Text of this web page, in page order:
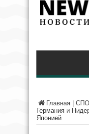
Главная
Германия и
Японией